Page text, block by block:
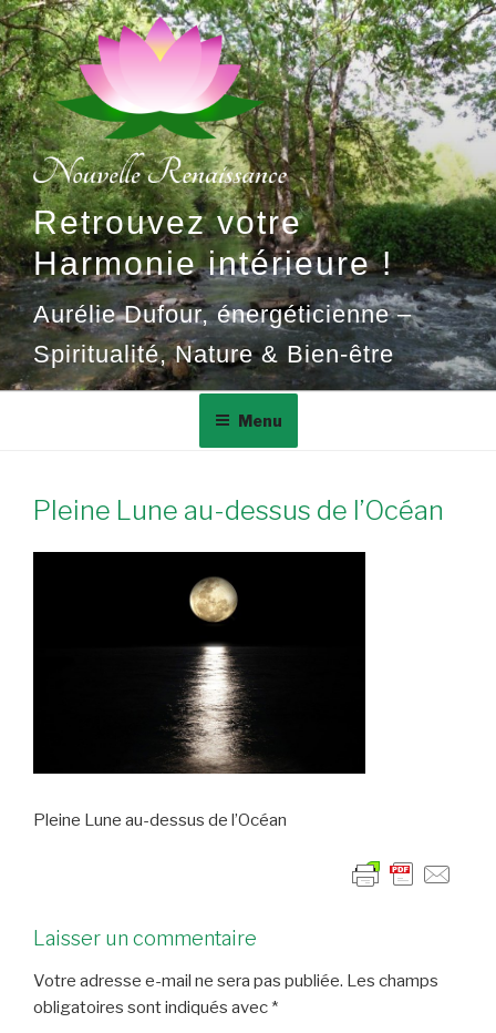
Aller
au
contenu
principal
Retrouvez votre
Harmonie intérieure !
Aurélie Dufour, énergéticienne –
Spiritualité, Nature & Bien-être
Menu
Pleine Lune au-dessus de l’Océan
Pleine Lune au-dessus de l’Océan
Laisser un commentaire
Votre adresse e-mail ne sera pas publiée. Les champs
obligatoires sont indiqués avec *